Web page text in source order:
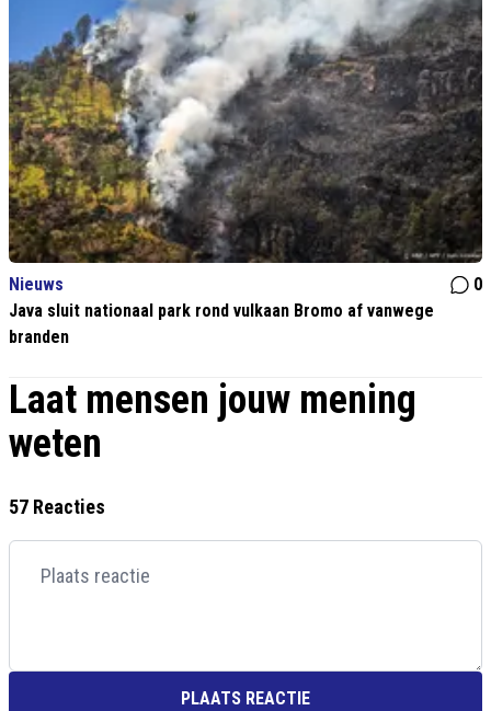
Nieuws
0
Java sluit nationaal park rond vulkaan Bromo af vanwege
branden
Laat mensen jouw mening
weten
57 Reacties
PLAATS REACTIE